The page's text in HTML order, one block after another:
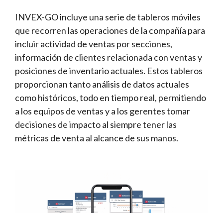
INVEX-GO incluye una serie de tableros móviles
que recorren las operaciones de la compañía para
incluir actividad de ventas por secciones,
información de clientes relacionada con ventas y
posiciones de inventario actuales. Estos tableros
proporcionan tanto análisis de datos actuales
como históricos, todo en tiempo real, permitiendo
a los equipos de ventas y a los gerentes tomar
decisiones de impacto al siempre tener las
métricas de venta al alcance de sus manos.